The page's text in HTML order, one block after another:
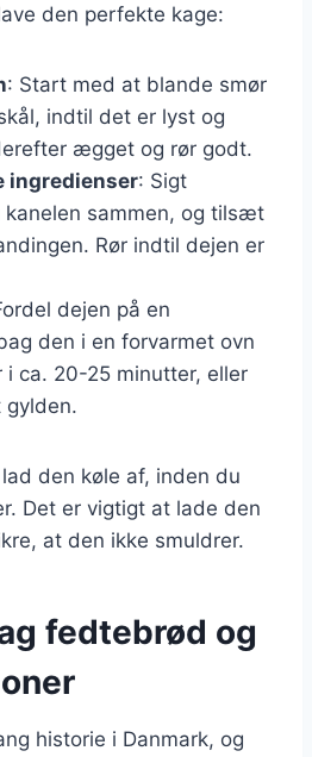
den perfekte kage:
: Start med at blande smør
indtil det er lyst og
ægget og rør godt.
ingredienser: Sigt
kanelen sammen, og tilsæt
Rør indtil dejen er
dejen på en
den i en forvarmet ovn
i ca. 20-25 minutter, eller
gylden.
den køle af, inden du
Det er vigtigt at lade den
at den ikke smuldrer.
fedtebrød og
historie i Danmark, og